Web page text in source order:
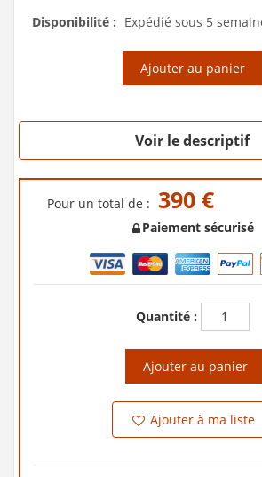
Disponibilité : Expédié sous 5
Ajouter au panier
Voir le descriptif
Pour un total de : 390 €
Paiement sécurisé
Quantité :
Ajouter au panier
Ajouter à ma liste